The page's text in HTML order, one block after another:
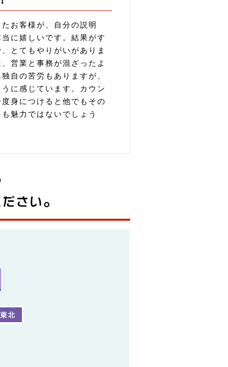
お客様が、自分の説明
に嬉しいです。結果がす
とてもやりがいがありま
営業と事務が混ざったよ
自の苦労もありますが、
に感じています。カウン
身につけると他でもその
魅力ではないでしょう